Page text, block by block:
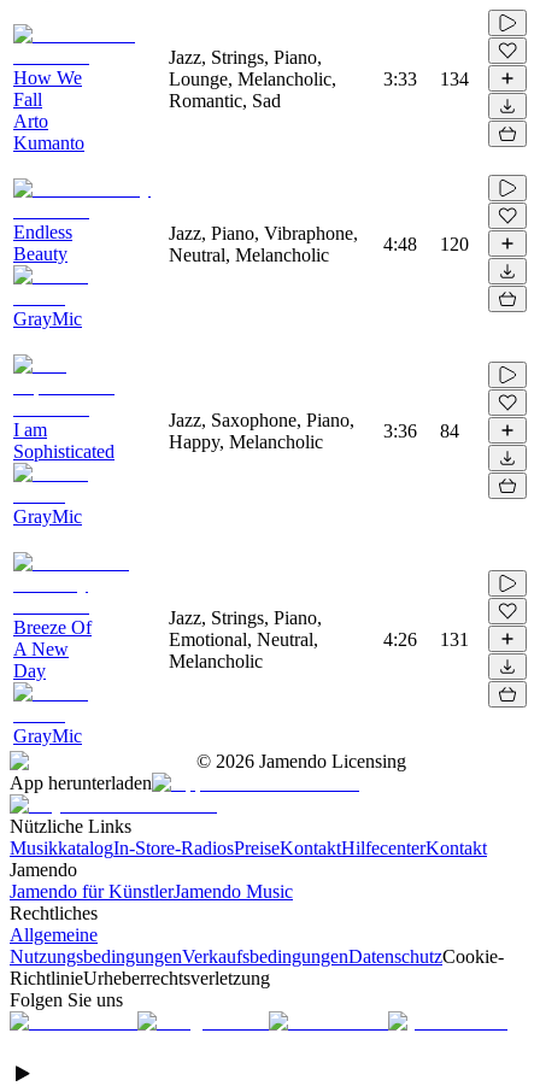
How We
Fall
Arto
Kumanto
Jazz, Strings, Piano,
Lounge, Melancholic,
Romantic, Sad
3:33 134
Endless
Beauty
GrayMic
Jazz, Piano, Vibraphone,
Neutral, Melancholic
4:48 120
I am
Sophisticated
GrayMic
Jazz, Saxophone, Piano,
Happy, Melancholic
3:36 84
Breeze Of
A New
Day
GrayMic
Jazz, Strings, Piano,
Emotional, Neutral,
Melancholic
4:26 131
© 2026 Jamendo Licensing
App herunterladen
Nützliche Links
MusikkatalogIn-Store-RadiosPreiseKontaktHilfecenterKontakt
Jamendo
Jamendo für KünstlerJamendo Music
Rechtliches
Allgemeine
NutzungsbedingungenVerkaufsbedingungenDatenschutzCookie-
RichtlinieUrheberrechtsverletzung
Folgen Sie uns